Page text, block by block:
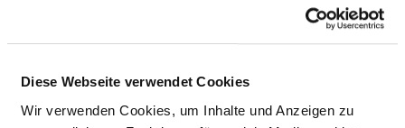
Diese Webseite verwendet Cookies
Wir verwenden Cookies, um Inhalte und Anzeigen zu
94227 Zwiesel